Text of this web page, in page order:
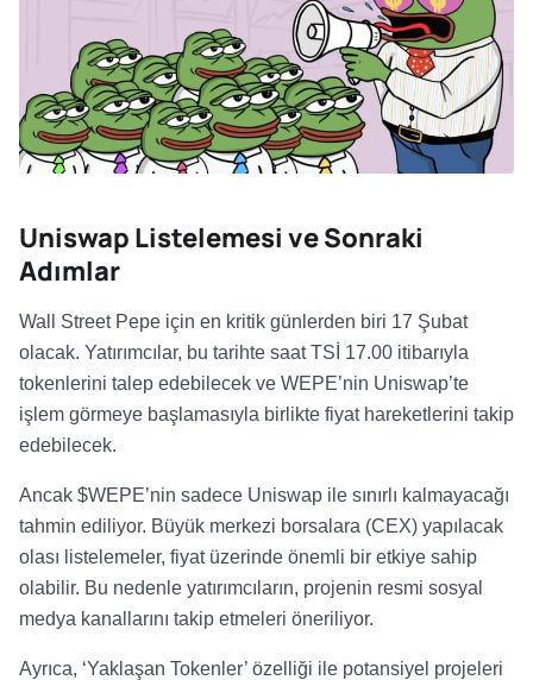
Uniswap Listelemesi ve Sonraki
Adımlar
Wall Street Pepe için en kritik günlerden biri 17 Şubat
olacak. Yatırımcılar, bu tarihte saat TSİ 17.00 itibarıyla
tokenlerini talep edebilecek ve WEPE’nin Uniswap’te
işlem görmeye başlamasıyla birlikte fiyat hareketlerini takip
edebilecek.
Ancak $WEPE’nin sadece Uniswap ile sınırlı kalmayacağı
tahmin ediliyor. Büyük merkezi borsalara (CEX) yapılacak
olası listelemeler, fiyat üzerinde önemli bir etkiye sahip
olabilir. Bu nedenle yatırımcıların, projenin resmi sosyal
medya kanallarını takip etmeleri öneriliyor.
Ayrıca, ‘Yaklaşan Tokenler’ özelliği ile potansiyel projeleri